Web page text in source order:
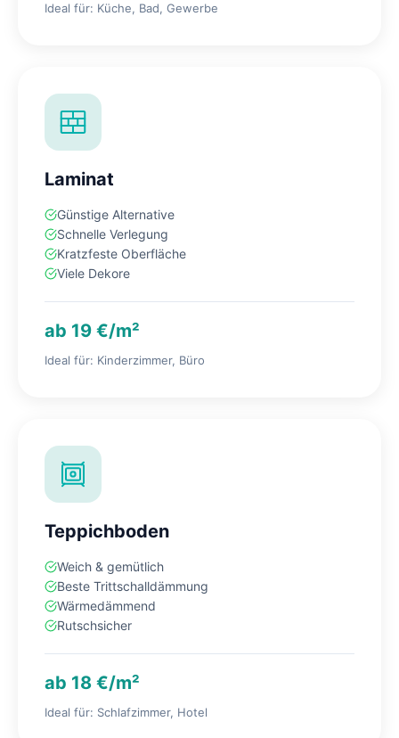
Ideal für: Küche, Bad, Gewerbe
Laminat
Günstige Alternative
Schnelle Verlegung
Kratzfeste Oberfläche
Viele Dekore
ab 19 €/m²
Ideal für: Kinderzimmer, Büro
Teppichboden
Weich & gemütlich
Beste Trittschalldämmung
Wärmedämmend
Rutschsicher
ab 18 €/m²
Ideal für: Schlafzimmer, Hotel